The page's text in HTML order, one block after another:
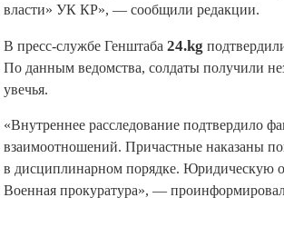
власти» УК КР», — сообщили редакции.
В пресс-службе Генштаба24.kg
По данным ведомства, солдаты получили
увечья.
«Внутреннее расследование подтвердило
взаимоотношений. Причастные наказаны
в дисциплинарном порядке. Юридическую
Военная прокуратура», —